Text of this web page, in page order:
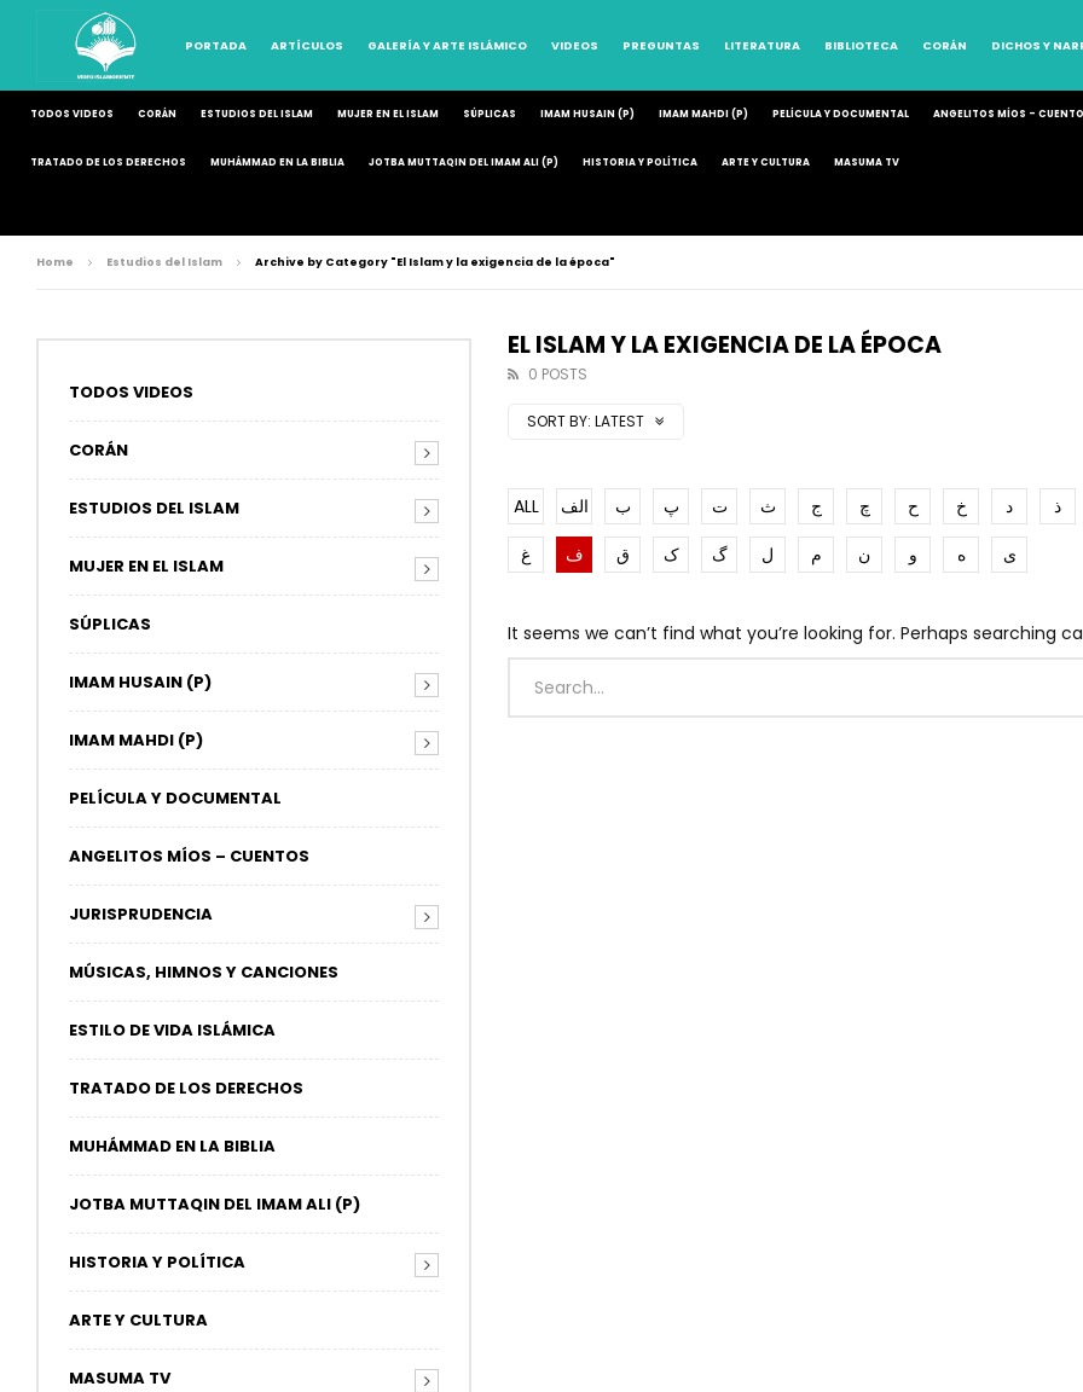
PORTADA ARTÍCULOS GALERÍA Y ARTE ISLÁMICO VIDEOS PREGUNTAS LITERATURA BIBLIOTECA CORÁN DICHOS Y
TODOS VIDEOS CORÁN ESTUDIOS DEL ISLAM MUJER EN EL ISLAM SÚPLICAS IMAM HUSAIN (P) IMAM MAHDI (P) PELÍCULA Y DOCUMENTAL ANGELITOS MÍOS –
TRATADO DE LOS DERECHOS MUHÁMMAD EN LA BIBLIA JOTBA MUTTAQIN DEL IMAM ALI (P) HISTORIA Y POLÍTICA ARTE Y CULTURA MASUMA TV
Home Estudios del Islam Archive by Category "El Islam y la exigencia de la época"
EL ISLAM Y LA EXIGENCIA DE LA ÉPOCA
0 POSTS
SORT BY: LATEST
ALL الف ب پ ت ث ج چ ح خ د ذ
غ
ف ق ک گ ل م ن و ه ی
It seems we can’t find what you’re looking for. Perhaps searching
TODOS VIDEOS
CORÁN
ESTUDIOS DEL ISLAM
MUJER EN EL ISLAM
SÚPLICAS
IMAM HUSAIN (P)
IMAM MAHDI (P)
PELÍCULA Y DOCUMENTAL
ANGELITOS MÍOS – CUENTOS
JURISPRUDENCIA
MÚSICAS, HIMNOS Y CANCIONES
ESTILO DE VIDA ISLÁMICA
TRATADO DE LOS DERECHOS
MUHÁMMAD EN LA BIBLIA
JOTBA MUTTAQIN DEL IMAM ALI (P)
HISTORIA Y POLÍTICA
ARTE Y CULTURA
MASUMA TV